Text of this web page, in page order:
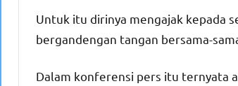
Untuk itu dirinya mengajak kepada
bergandengan tangan bersama-
Dalam konferensi pers itu ternyata